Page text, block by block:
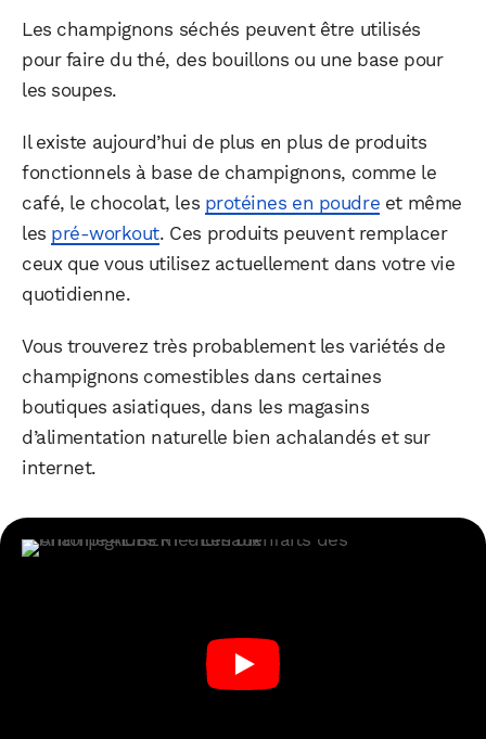
Les champignons séchés peuvent être utilisés
pour faire du thé, des bouillons ou une base pour
les soupes.
Il existe aujourd’hui de plus en plus de produits
fonctionnels à base de champignons, comme le
café, le chocolat, les protéines en poudre et même
les pré-workout. Ces produits peuvent remplacer
ceux que vous utilisez actuellement dans votre vie
quotidienne.
Vous trouverez très probablement les variétés de
champignons comestibles dans certaines
boutiques asiatiques, dans les magasins
d’alimentation naturelle bien achalandés et sur
internet.